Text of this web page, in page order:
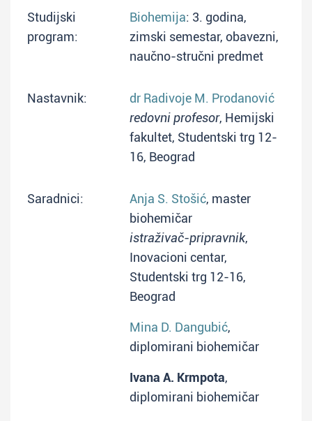
Studijski
program:
Biohemija: 3. godina,
zimski semestar, obavezni,
naučno-stručni predmet
Nastavnik:
dr Radivoje M. Prodanović
redovni profesor, Hemijski
fakultet, Studentski trg 12-
16, Beograd
Saradnici: Anja S. Stošić, master
biohemičar
istraživač-pripravnik,
Inovacioni centar,
Studentski trg 12-16,
Beograd
Mina D. Dangubić,
diplomirani biohemičar
Ivana A. Krmpota,
diplomirani biohemičar